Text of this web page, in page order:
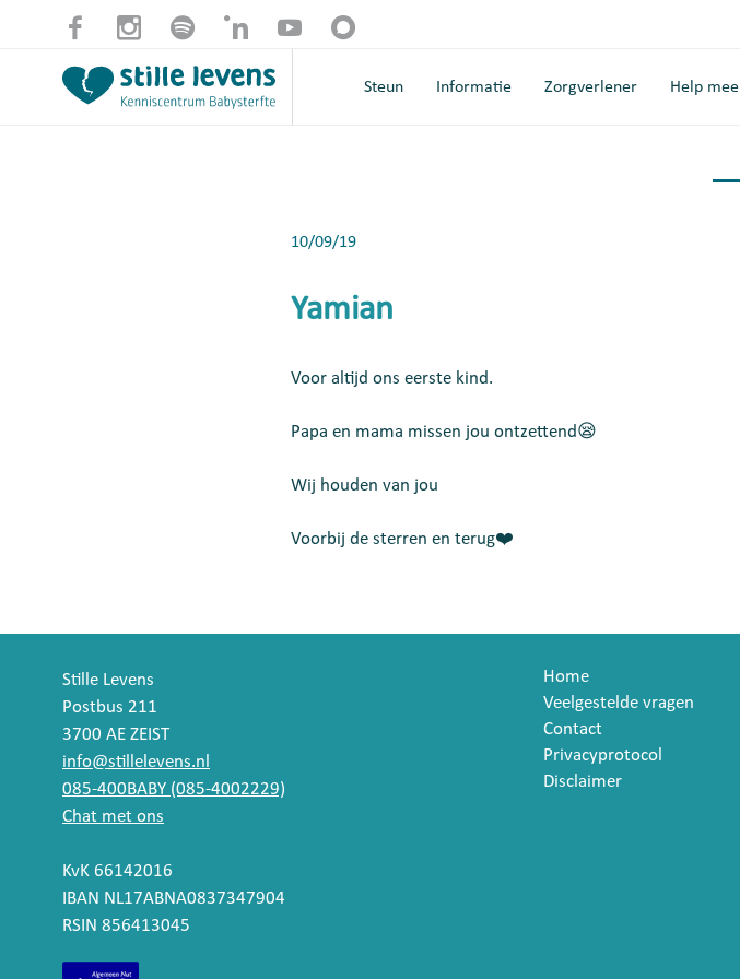
Steun Informatie Zorgverlener Help mee
10/09/19
Yamian
Voor altijd ons eerste kind.
Papa en mama missen jou ontzettend😪
Wij houden van jou
Voorbij de sterren en terug❤️
Stille Levens
Postbus 211
3700 AE ZEIST
info@stillelevens.nl
085-400BABY (085-4002229)
Chat met ons
KvK 66142016
IBAN NL17ABNA0837347904
RSIN 856413045
Home
Veelgestelde vragen
Contact
Privacyprotocol
Disclaimer